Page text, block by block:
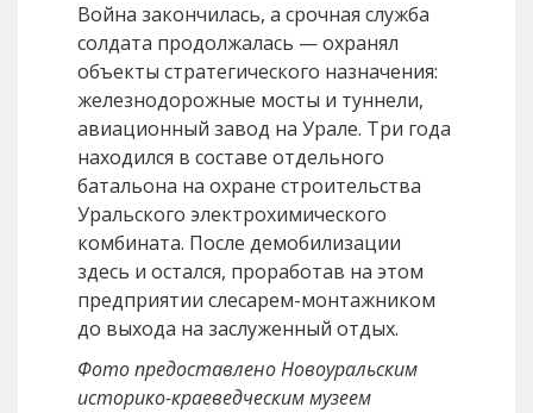
Война закончилась, а срочная служба
солдата продолжалась — охранял
объекты стратегического назначения:
железнодорожные мосты и туннели,
авиационный завод на Урале. Три года
находился в составе отдельного
батальона на охране строительства
Уральского электрохимического
комбината. После демобилизации
здесь и остался, проработав на этом
предприятии слесарем-монтажником
до выхода на заслуженный отдых.
Фото предоставлено Новоуральским
историко-краеведческим музеем